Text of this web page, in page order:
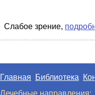
Слабое зрение,
Главная Библиотека
Лечебные направления: